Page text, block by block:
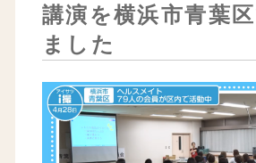
講演を横浜市青葉
ました